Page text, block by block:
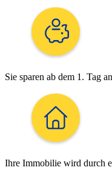
Sie sparen ab dem 1. Tag
Ihre Immobilie wird durch